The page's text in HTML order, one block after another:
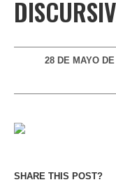
28 DE MAYO
SHARE THIS POST?